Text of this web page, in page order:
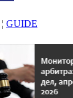
¦ GUIDE